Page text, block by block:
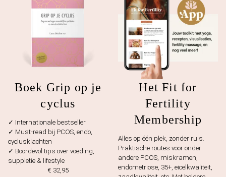
Boek Grip op je
cyclus
✓ Internationale bestseller
✓ Must-read bij PCOS, endo,
cyclusklachten
✓ Boordevol tips over voeding,
suppletie & lifestyle
€ 32,95
Het Fit for
Fertility
Membership
Alles op één plek, zonder ruis.
Praktische routes voor onder
andere PCOS, miskramen,
endometriose, 35+, eicelkwaliteit,